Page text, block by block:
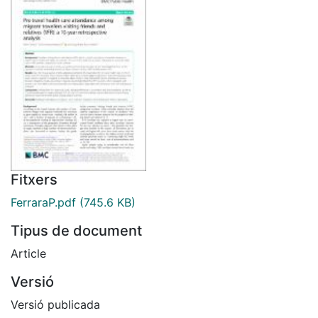
Fitxers
FerraraP.pdf (745.6 KB)
Tipus de document
Article
Versió
Versió publicada